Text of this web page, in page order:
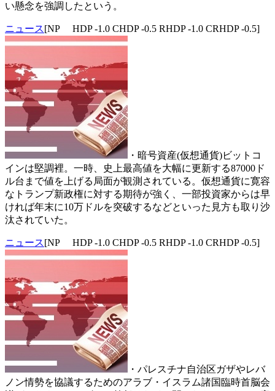
い懸念を強調したという。
ニュース[NP HDP -1.0 CHDP -0.5 RHDP -1.0 CRHDP -0.5]
・暗号資産(仮想通貨)ビットコ
インは堅調裡。一時、史上最高値を大幅に更新する87000ド
ル台まで値を上げる局面が観測されている。仮想通貨に寛容
なトランプ新政権に対する期待が強く、一部投資家からは早
ければ年末に10万ドルを突破するなどといった見方も取り沙
汰されていた。
ニュース[NP HDP -1.0 CHDP -0.5 RHDP -1.0 CRHDP -0.5]
・パレスチナ自治区ガザやレバ
ノン情勢を協議するためのアラブ・イスラム諸国臨時首脳会